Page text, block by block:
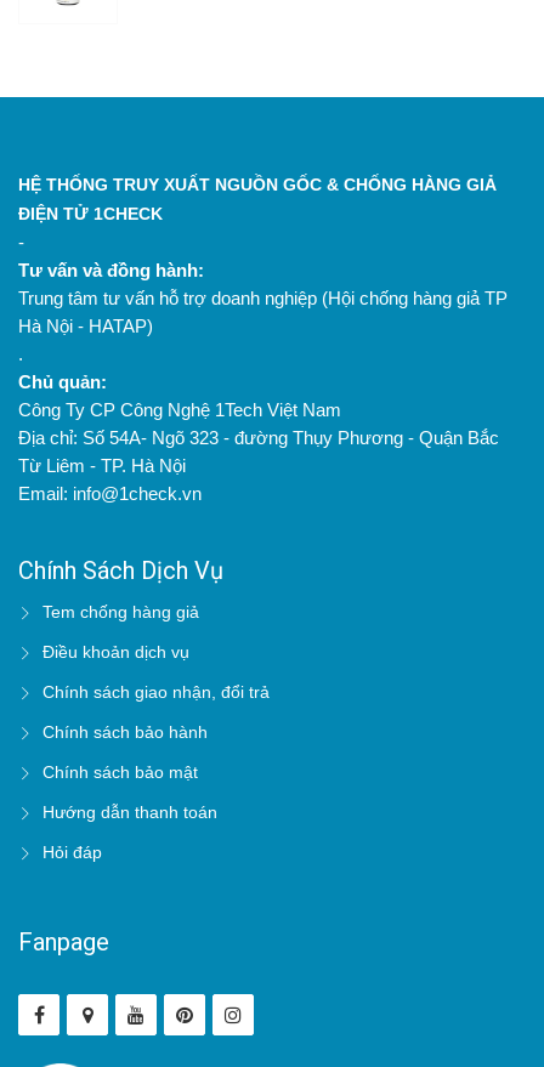
HỆ THỐNG TRUY XUẤT NGUỒN GỐC & CHỐNG HÀNG GIẢ
ĐIỆN TỬ 1CHECK
-
Tư vấn và đồng hành:
Trung tâm tư vấn hỗ trợ doanh nghiệp (Hội chống hàng giả TP
Hà Nội - HATAP)
.
Chủ quản:
Công Ty CP Công Nghệ 1Tech Việt Nam
Địa chỉ: Số 54A- Ngõ 323 - đường Thụy Phương - Quận Bắc
Từ Liêm - TP. Hà Nội
Email: info@1check.vn
Chính Sách Dịch Vụ
Tem chống hàng giả
Điều khoản dịch vụ
Chính sách giao nhận, đổi trả
Chính sách bảo hành
Chính sách bảo mật
Hướng dẫn thanh toán
Hỏi đáp
Fanpage